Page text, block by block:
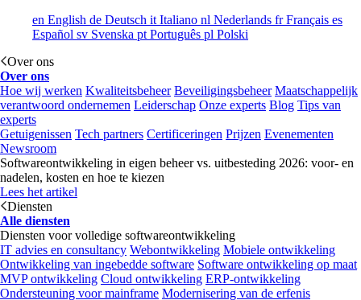
en English de Deutsch it Italiano nl Nederlands frFrançais es
Español sv Svenska pt Português pl Polski
Over ons
Over ons
Hoe wij werken Kwaliteitsbeheer Beveiligingsbeheer Maatschappelijk
verantwoord ondernemen Leiderschap Onze experts Blog Tips van
experts
Getuigenissen Tech partners Certificeringen Prijzen Evenementen
Newsroom
Softwareontwikkeling in eigen beheer vs. uitbesteding 2026: voor- en
nadelen, kosten en hoe te kiezen
Lees het artikel
Diensten
Alle diensten
Diensten voor volledige softwareontwikkeling
IT advies en consultancy Webontwikkeling Mobiele ontwikkeling
Ontwikkeling van ingebedde software Software ontwikkeling op maat
MVP ontwikkeling Cloud ontwikkeling ERP-ontwikkeling
Ondersteuning voor mainframe Modernisering van de erfenis